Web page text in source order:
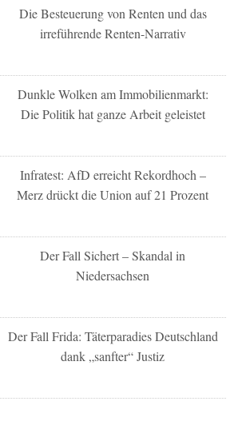
Die Besteuerung von Renten und das
irreführende Renten-Narrativ
Dunkle Wolken am Immobilienmarkt:
Die Politik hat ganze Arbeit geleistet
Infratest: AfD erreicht Rekordhoch –
Merz drückt die Union auf 21 Prozent
Der Fall Sichert – Skandal in
Niedersachsen
Der Fall Frida: Täterparadies Deutschland
dank „sanfter“ Justiz